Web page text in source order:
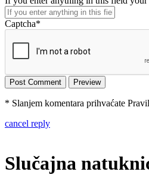
Captcha*
* Slanjem komentara prihvaćate
cancel reply
Slučajna